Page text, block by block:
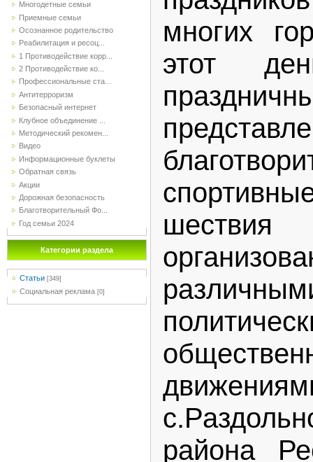
Многодетные семьи
Приемные семьи
Осознанное родительство
Реабилитация и ресоц...
1 Противодействие корр...
2 Противодействие ко...
Профессиональные ста...
Антитерроризм
Безопасный интернет
Клубное объединение ...
Методический рекомен...
Видео
Информационные буклеты
Обратная связь
Акции
Дорожная безопасность
Благотворительный Фо...
Год семьи 2024
Категории раздела
Статьи [349]
Социальная реклама [0]
многих
этот
района